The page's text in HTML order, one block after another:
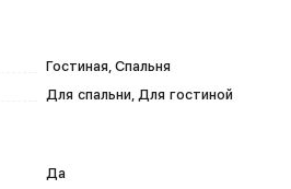
Гостиная, Спальня
Для спальни, Для гостиной
Да